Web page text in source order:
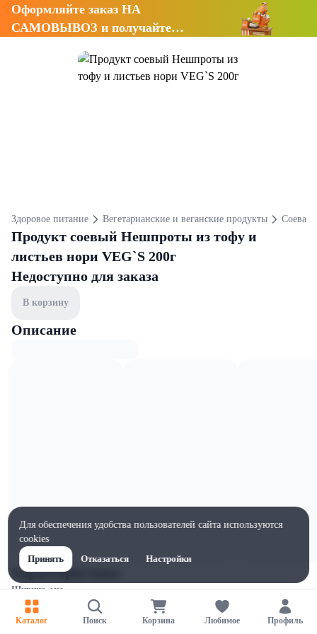
Оформляйте заказ НА
САМОВЫВОЗ и получайте
Здоровое питание Вегетарианские и веганские продукты Соевая
Продукт соевый Нешпроты из тофу и
листьев нори VEG`S 200г
Недоступно для заказа
В корзину
Описание
Характеристики
Ширина, мм
Высота, мм
Каталог Поиск Корзина Любимое Профиль
Для обеспечения удобства пользователей сайта используются
cookies
Принять
Отказаться Настройки